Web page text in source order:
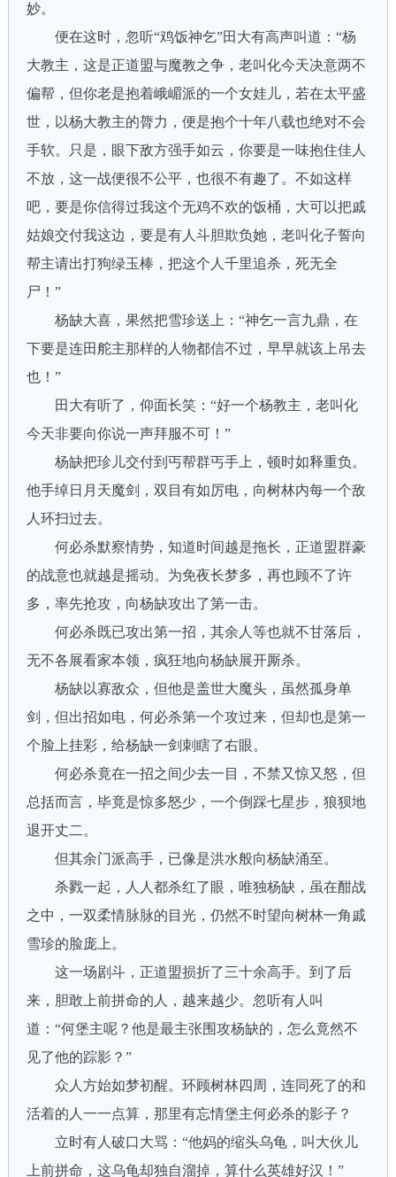
妙。
便在这时，忽听“鸡饭神乞”田大有高声叫道：“杨
大教主，这是正道盟与魔教之争，老叫化今天决意两不
偏帮，但你老是抱着峨嵋派的一个女娃儿，若在太平盛
世，以杨大教主的膂力，便是抱个十年八载也绝对不会
手软。只是，眼下敌方强手如云，你要是一味抱住佳人
不放，这一战便很不公平，也很不有趣了。不如这样
吧，要是你信得过我这个无鸡不欢的饭桶，大可以把戚
姑娘交付我这边，要是有人斗胆欺负她，老叫化子誓向
帮主请出打狗绿玉棒，把这个人千里追杀，死无全
尸！”
杨缺大喜，果然把雪珍送上：“神乞一言九鼎，在
下要是连田舵主那样的人物都信不过，早早就该上吊去
也！”
田大有听了，仰面长笑：“好一个杨教主，老叫化
今天非要向你说一声拜服不可！”
杨缺把珍儿交付到丐帮群丐手上，顿时如释重负。
他手绰日月天魔剑，双目有如厉电，向树林内每一个敌
人环扫过去。
何必杀默察情势，知道时间越是拖长，正道盟群豪
的战意也就越是摇动。为免夜长梦多，再也顾不了许
多，率先抢攻，向杨缺攻出了第一击。
何必杀既已攻出第一招，其余人等也就不甘落后，
无不各展看家本领，疯狂地向杨缺展开厮杀。
杨缺以寡敌众，但他是盖世大魔头，虽然孤身单
剑，但出招如电，何必杀第一个攻过来，但却也是第一
个脸上挂彩，给杨缺一剑刺瞎了右眼。
何必杀竟在一招之间少去一目，不禁又惊又怒，但
总括而言，毕竟是惊多怒少，一个倒踩七星步，狼狈地
退开丈二。
但其余门派高手，已像是洪水般向杨缺涌至。
杀戮一起，人人都杀红了眼，唯独杨缺，虽在酣战
之中，一双柔情脉脉的目光，仍然不时望向树林一角戚
雪珍的脸庞上。
这一场剧斗，正道盟损折了三十余高手。到了后
来，胆敢上前拼命的人，越来越少。忽听有人叫
道：“何堡主呢？他是最主张围攻杨缺的，怎么竟然不
见了他的踪影？”
众人方始如梦初醒。环顾树林四周，连同死了的和
活着的人一一点算，那里有忘情堡主何必杀的影子？
立时有人破口大骂：“他妈的缩头乌龟，叫大伙儿
上前拼命，这乌龟却独自溜掉，算什么英雄好汉！”